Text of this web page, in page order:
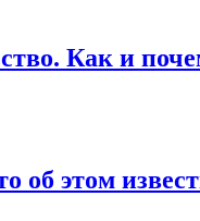
Как и
об этом